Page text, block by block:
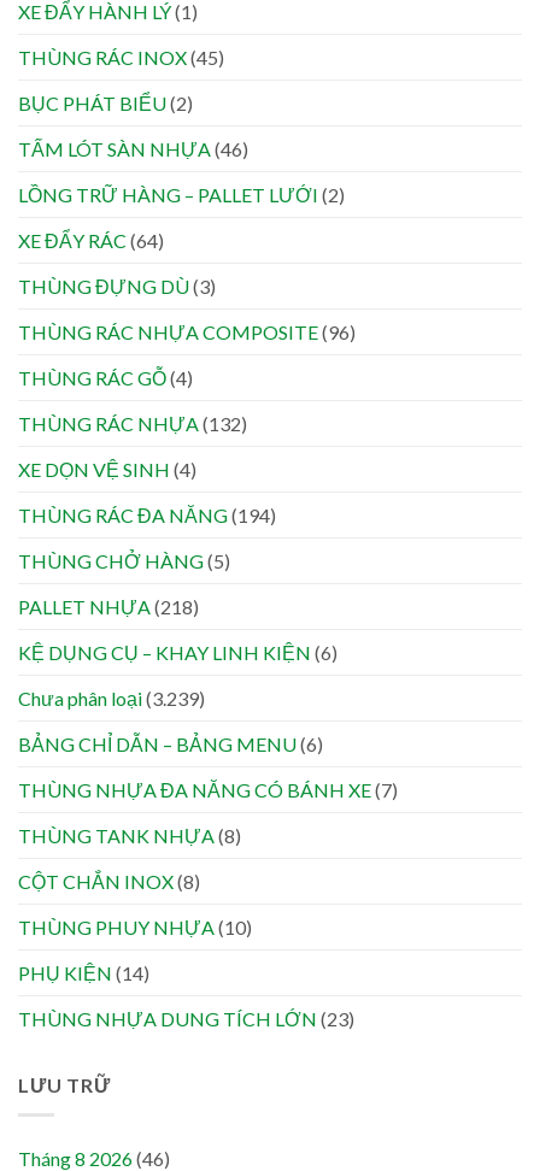
XE ĐẨY HÀNH LÝ(1)
THÙNG RÁC INOX(45)
BỤC PHÁT BIỂU(2)
TẤM LÓT SÀN NHỰA(46)
LỒNG TRỮ HÀNG – PALLET LƯỚI (2)
XE ĐẨY RÁC (64)
THÙNG ĐỰNG DÙ(3)
THÙNG RÁC NHỰA COMPOSITE(96)
THÙNG RÁC GỖ(4)
THÙNG RÁC NHỰA(132)
XE DỌN VỆ SINH (4)
THÙNG RÁC ĐA NĂNG(194)
THÙNG CHỞ HÀNG(5)
PALLET NHỰA(218)
KỆ DỤNG CỤ – KHAY LINH KIỆN (6)
Chưa phân loại(3.239)
BẢNG CHỈ DẪN – BẢNG MENU(6)
THÙNG NHỰA ĐA NĂNG CÓ BÁNH XE(7)
THÙNG TANK NHỰA(8)
CỘT CHẮN INOX(8)
THÙNG PHUY NHỰA(10)
PHỤ KIỆN (14)
THÙNG NHỰA DUNG TÍCH LỚN (23)
LƯU TRỮ
Tháng 8 2026(46)